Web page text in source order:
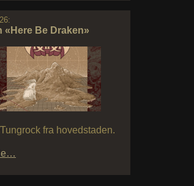
«Here Be Draken»
fra hovedstaden.